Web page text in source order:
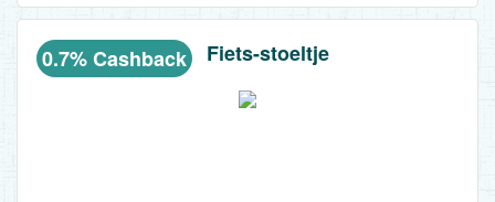
0.7% Cashback Fiets-stoeltje